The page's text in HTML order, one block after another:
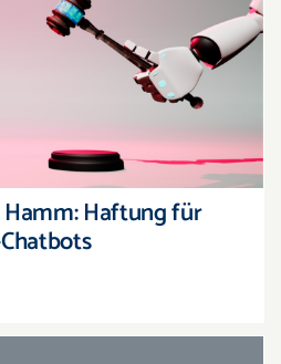
Hamm: Haftung für
eines KI-Chatbots
Haftung für